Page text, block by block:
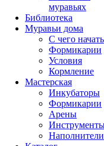
муравьях
Библиотека
Муравьи дома
С чего начать
Формикарии
Условия
Кормление
Мастерская
Инкубаторы
Формикарии
Арены
Наполнители